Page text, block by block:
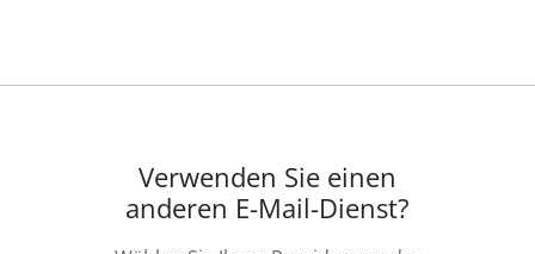
Verwenden Sie einen
anderen E-Mail-Dienst?